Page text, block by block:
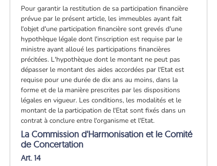
Pour garantir la restitution de sa participation financière
prévue par le présent article, les immeubles ayant fait
l'objet d'une participation financière sont grevés d'une
hypothèque légale dont l'inscription est requise par le
ministre ayant alloué les participations financières
précitées. L'hypothèque dont le montant ne peut pas
dépasser le montant des aides accordées par l'Etat est
requise pour une durée de dix ans au moins, dans la
forme et de la manière prescrites par les dispositions
légales en vigueur. Les conditions, les modalités et le
montant de la participation de l'Etat sont fixés dans un
contrat à conclure entre l'organisme et l'Etat.
La Commission d'Harmonisation et le Comité
de Concertation
Art. 14